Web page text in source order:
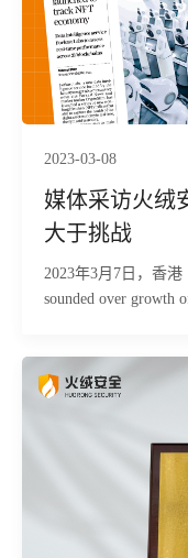
2023-03-08
媒体采访火绒
大于挑战
2023年3月7日，香
sounded over growth